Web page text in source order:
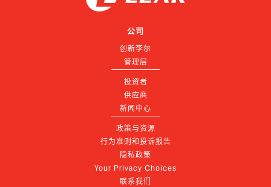
公司
创新李尔
管理层
投资者
供应商
新闻中心
政策与资源
行为准则和投诉报告
隐私政策
Your Privacy Choices
联系我们